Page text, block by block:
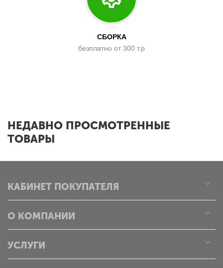
СБОРКА
безплатно от 300 т.р
НЕДАВНО ПРОСМОТРЕННЫЕ
ТОВАРЫ
КАБИНЕТ ПОКУПАТЕЛЯ
О КОМПАНИИ
УСЛУГИ